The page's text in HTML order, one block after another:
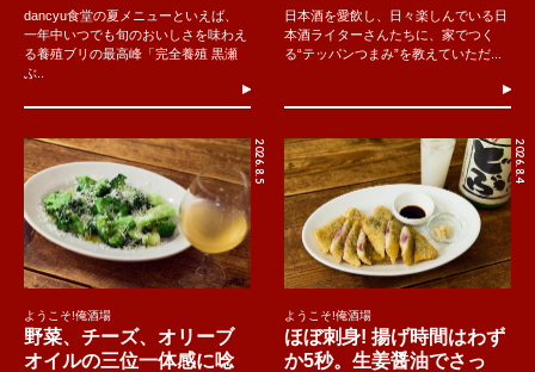
dancyu食堂の夏メニューといえば、
一年中いつでも旬のおいしさを味わえ
る養殖ブリの最高峰「完全養殖 黒瀬
ぶ..
日本酒を愛飲し、日々楽しんでいる日
本酒ライターさんたちに、家でつく
る“テッパンつまみ”を教えていただ...
2026.8.5
ようこそ!俺酒場
野菜、チーズ、オリーブ
オイルの三位一体感に唸
2026.8.4
ようこそ!俺酒場
ほぼ刺身! 揚げ時間はわず
か5秒。生姜醤油でさっ